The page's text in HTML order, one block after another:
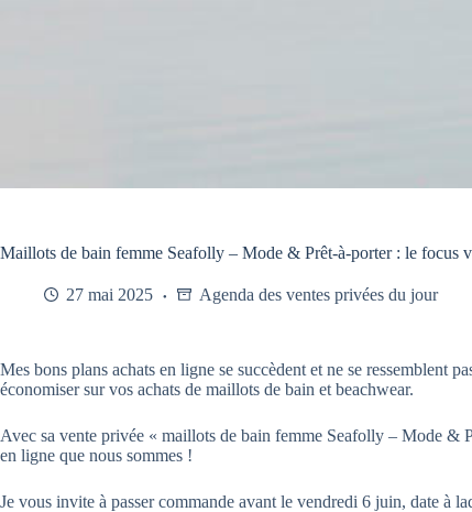
Maillots de bain femme Seafolly – Mode & Prêt-à-porter : le focus
27 mai 2025 Agenda des ventes privées du jour
Mes bons plans achats en ligne se succèdent et ne se ressemblent
économiser sur vos achats de maillots de bain et beachwear.
Avec sa vente privée « maillots de bain femme Seafolly – Mode &
en ligne que nous sommes !
Je vous invite à passer commande avant le vendredi 6 juin, date à